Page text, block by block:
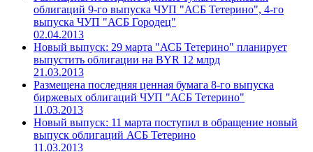
На БВФБ истекает срок обращения биржевых
облигаций ЧУП «АСБ Тетерино» 8-го выпуска
10.03.2015
Размещены последние ценные бумаги биржевых
облигаций 9-го выпуска ЧУП "АСБ Тетерино", 4-го
выпуска ЧУП "АСБ Городец"
02.04.2013
Новый выпуск: 29 марта "АСБ Тетерино" планирует
выпустить облигации на BYR 12 млрд
21.03.2013
Размещена последняя ценная бумага 8-го выпуска
биржевых облигаций ЧУП "АСБ Тетерино"